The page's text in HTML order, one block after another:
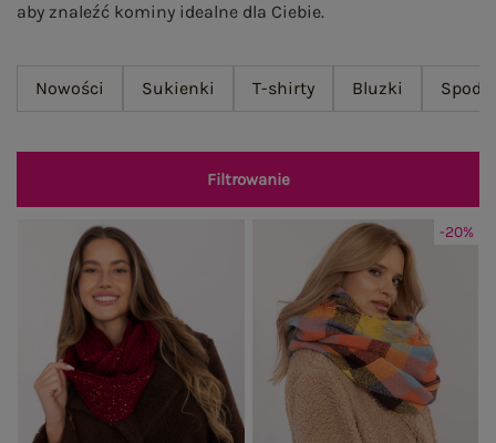
aby znaleźć kominy idealne dla Ciebie.
Nowości Sukienki T-shirty Bluzki
Filtrowanie
-20%